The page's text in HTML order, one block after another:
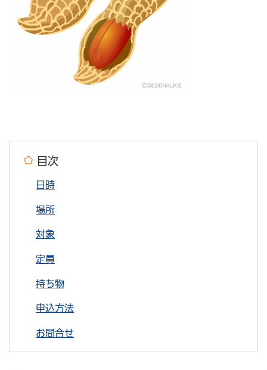
目次
日時
場所
対象
定員
持ち物
申込方法
お問合せ